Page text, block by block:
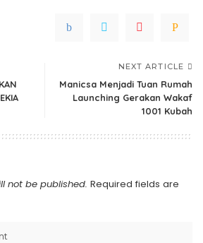
NEXT ARTICLE
Manicsa Menjadi Tuan Rumah
Launching Gerakan Wakaf
1001 Kubah
not be published. Required fields are